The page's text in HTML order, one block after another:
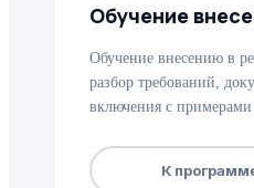
Обучение
Обучение внесению в
разбор требований,
включения с примерами
К